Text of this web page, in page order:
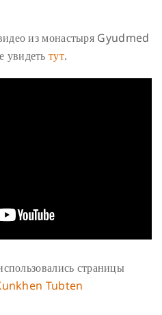
из монастыря Gyudmed
увидетьтут.
страницы
Tubten